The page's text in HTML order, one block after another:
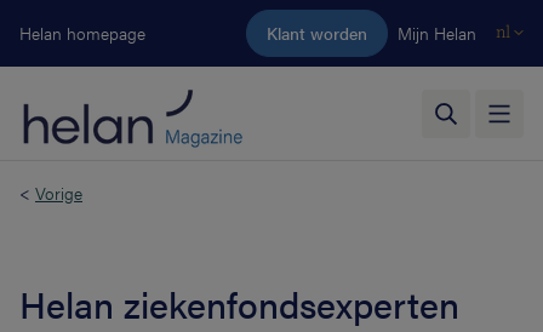
Ga naar de hoofdinhoud
Helan homepage Klant worden Mijn Helan nl
< Vorige
Helan ziekenfondsexperten